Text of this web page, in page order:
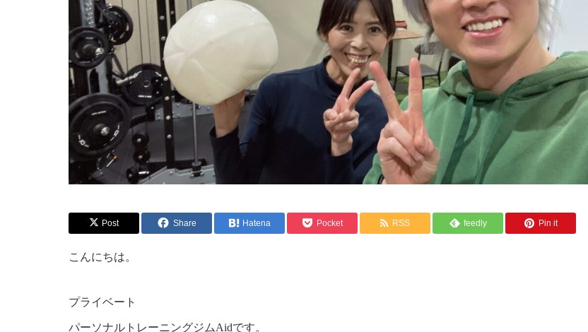
Post Share Hatena Pocket RSS feedly Pin it
こんにちは。
プライベート
パーソナルトレーニングジムAidです。